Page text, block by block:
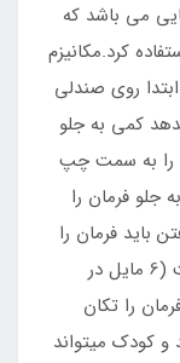
می باشد که
کرد.مکانیزم
روی صندلی
کمی به جلو
را به سمت چپ
فرمان را
باید فرمان را
180 درجه بچرخانید .و تا 10 کیلومتر در ساعت (6 مایل در
را تکان
کودک میتواند